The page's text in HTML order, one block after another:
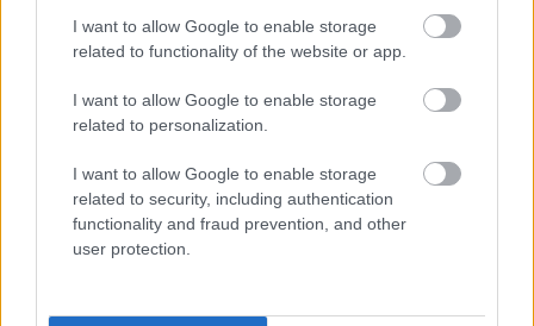
I want to allow Google to enable storage
related to functionality of the website or app.
I want to allow Google to enable storage
related to personalization.
I want to allow Google to enable storage
related to security, including authentication
functionality and fraud prevention, and other
user protection.